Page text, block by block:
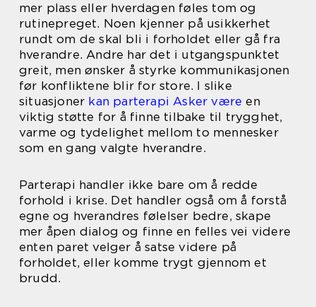
mer plass eller hverdagen føles tom og
rutinepreget. Noen kjenner på usikkerhet
rundt om de skal bli i forholdet eller gå fra
hverandre. Andre har det i utgangspunktet
greit, men ønsker å styrke kommunikasjonen
før konfliktene blir for store. I slike
situasjoner kan parterapi Asker være en
viktig støtte for å finne tilbake til trygghet,
varme og tydelighet mellom to mennesker
som en gang valgte hverandre.
Parterapi handler ikke bare om å redde
forhold i krise. Det handler også om å forstå
egne og hverandres følelser bedre, skape
mer åpen dialog og finne en felles vei videre
enten paret velger å satse videre på
forholdet, eller komme trygt gjennom et
brudd.